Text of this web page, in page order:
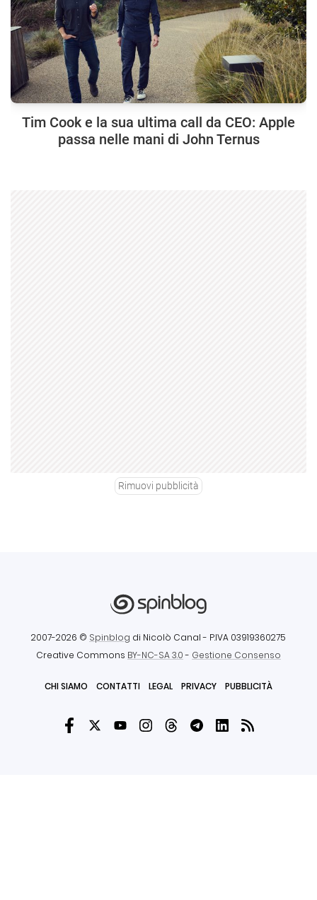
Tim Cook e la sua ultima call da CEO: Apple
passa nelle mani di John Ternus
Rimuovi pubblicità
2007-2026 © Spinblog di Nicolò Canal - P.IVA 03919360275
Creative Commons BY-NC-SA 3.0- Gestione Consenso
CHI SIAMO CONTATTI LEGAL PRIVACY PUBBLICITÀ